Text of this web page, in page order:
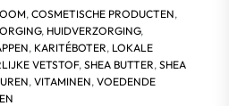
, COSMETISCHE PRODUCTEN,
, HUIDVERZORGING,
, KARITÉBOTER, LOKALE
VETSTOF, SHEA BUTTER, SHEA
, VITAMINEN, VOEDENDE